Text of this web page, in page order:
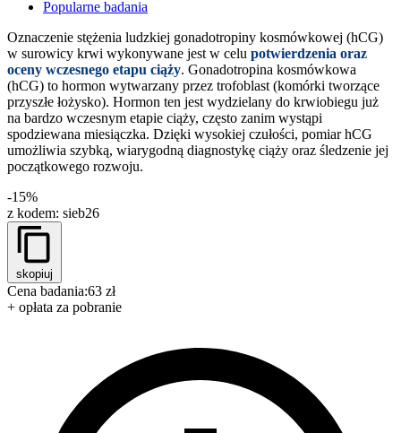
Popularne badania
Oznaczenie stężenia ludzkiej gonadotropiny kosmówkowej (hCG)
w surowicy krwi wykonywane jest w celu potwierdzenia oraz
oceny wczesnego etapu ciąży. Gonadotropina kosmówkowa
(hCG) to hormon wytwarzany przez trofoblast (komórki tworzące
przyszłe łożysko). Hormon ten jest wydzielany do krwiobiegu już
na bardzo wczesnym etapie ciąży, często zanim wystąpi
spodziewana miesiączka. Dzięki wysokiej czułości, pomiar hCG
umożliwia szybką, wiarygodną diagnostykę ciąży oraz śledzenie jej
początkowego rozwoju.
-15%
z kodem: sieb26
skopiuj
Cena badania:63 zł
+ opłata za pobranie